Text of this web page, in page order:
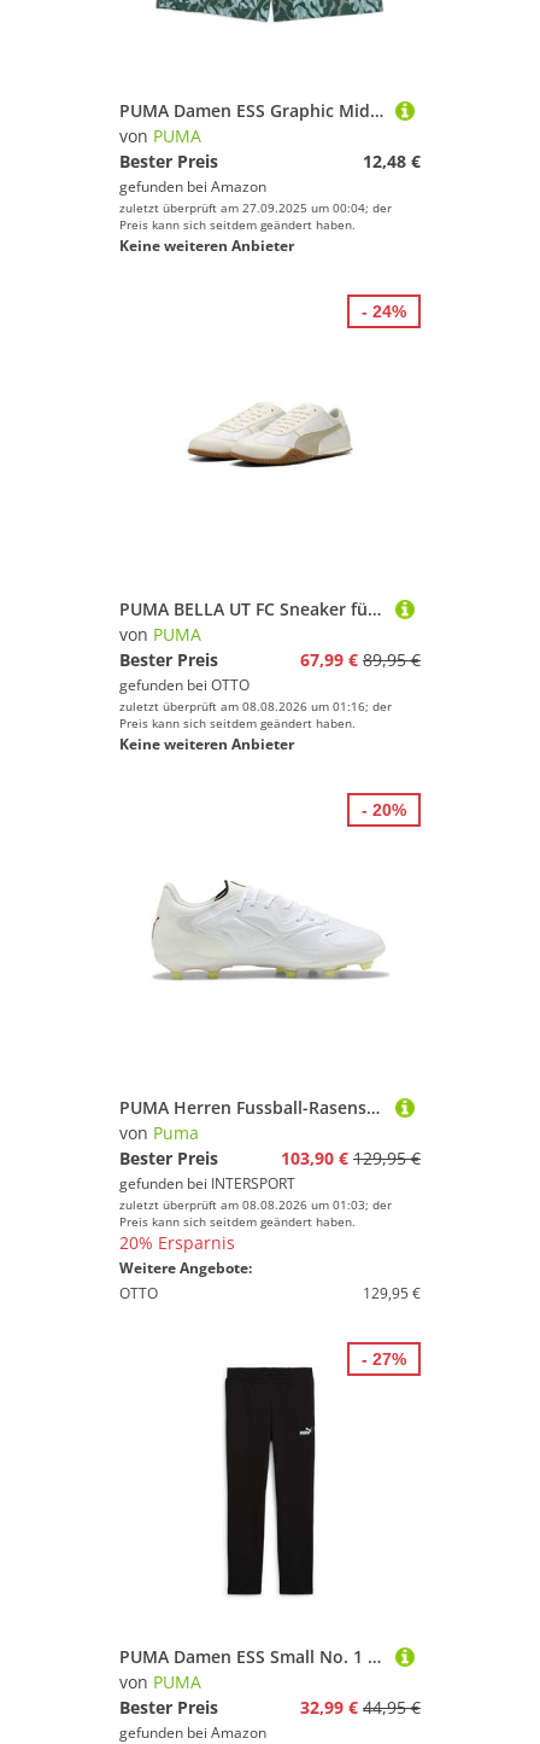
Schwimmen
Skateboarding
Geschlecht
PUMA Damen ESS Graphic Mid-Rise AOP Shorts 5" Gestrickte Shorts, Green Moon, S
von PUMA
Bester Preis
12,48 €
gefunden bei Amazon
zuletzt überprüft am 27.09.2025 um 00:04; der
Preis kann sich seitdem geändert haben.
Keine weiteren Anbieter
PUMA BELLA UT FC Sneaker für Alltag, mit Schnürung, Laufsohle aus Gummi mit leichtem Profil
von PUMA
Bester Preis
67,99 € 89,95 €
gefunden bei OTTO
zuletzt überprüft am 08.08.2026 um 01:16; der
Preis kann sich seitdem geändert haben.
Keine weiteren Anbieter
- 24%
PUMA Herren Fussball-Rasenschuhe KING 20 PRO FG/AG
von Puma
Bester Preis
103,90 € 129,95 €
gefunden bei INTERSPORT
zuletzt überprüft am 08.08.2026 um 01:03; der
Preis kann sich seitdem geändert haben.
20% Ersparnis
Weitere Angebote:
OTTO
129,95 €
- 20%
PUMA Damen ESS Small No. 1 Logo Sweatpants TR op Gestrickte Hosen, PUMA Black, S
von PUMA
Bester Preis
32,99 € 44,95 €
gefunden bei Amazon
- 27%